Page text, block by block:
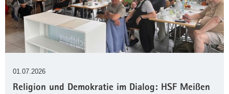
01.07.2026
Religion und Demokratie im Dialog: HSF Meißen